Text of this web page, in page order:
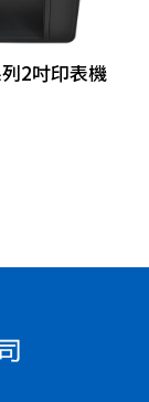
2吋印表機